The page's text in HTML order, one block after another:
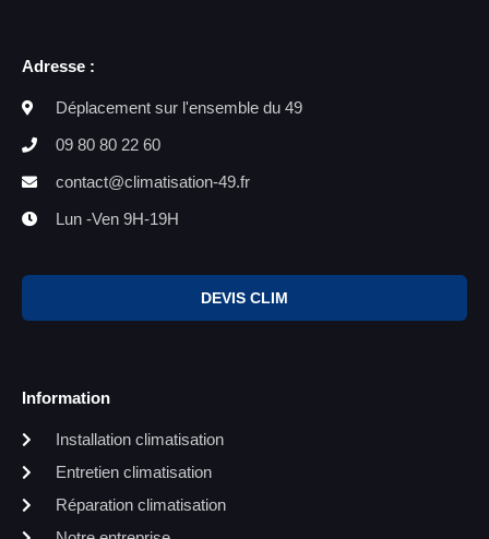
Adresse :
Déplacement sur l'ensemble du 49
09 80 80 22 60
contact@climatisation-49.fr
Lun -Ven 9H-19H
DEVIS CLIM
Information
Installation climatisation
Entretien climatisation
Réparation climatisation